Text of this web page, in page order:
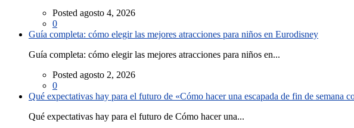
Posted agosto 4, 2026
0
Guía completa: cómo elegir las mejores atracciones para niños en Eurodisney
Guía completa: cómo elegir las mejores atracciones para niños en...
Posted agosto 2, 2026
0
Qué expectativas hay para el futuro de «Cómo hacer una escapada de fin de semana
Qué expectativas hay para el futuro de Cómo hacer una...